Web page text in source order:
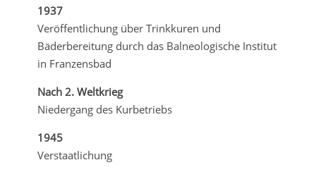
1937
Veröffentlichung über Trinkkuren und
Bäderbereitung durch das Balneologische Institut
in Franzensbad
Nach 2. Weltkrieg
Niedergang des Kurbetriebs
1945
Verstaatlichung